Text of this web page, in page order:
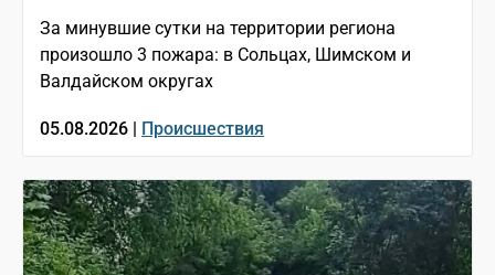
За минувшие сутки на территории региона
произошло 3 пожара: в Сольцах, Шимском и
Валдайском округах
05.08.2026 | Происшествия